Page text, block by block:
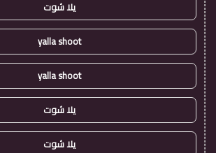
يلا شوت
yalla shoot
yalla shoot
يلا شوت
يلا شوت